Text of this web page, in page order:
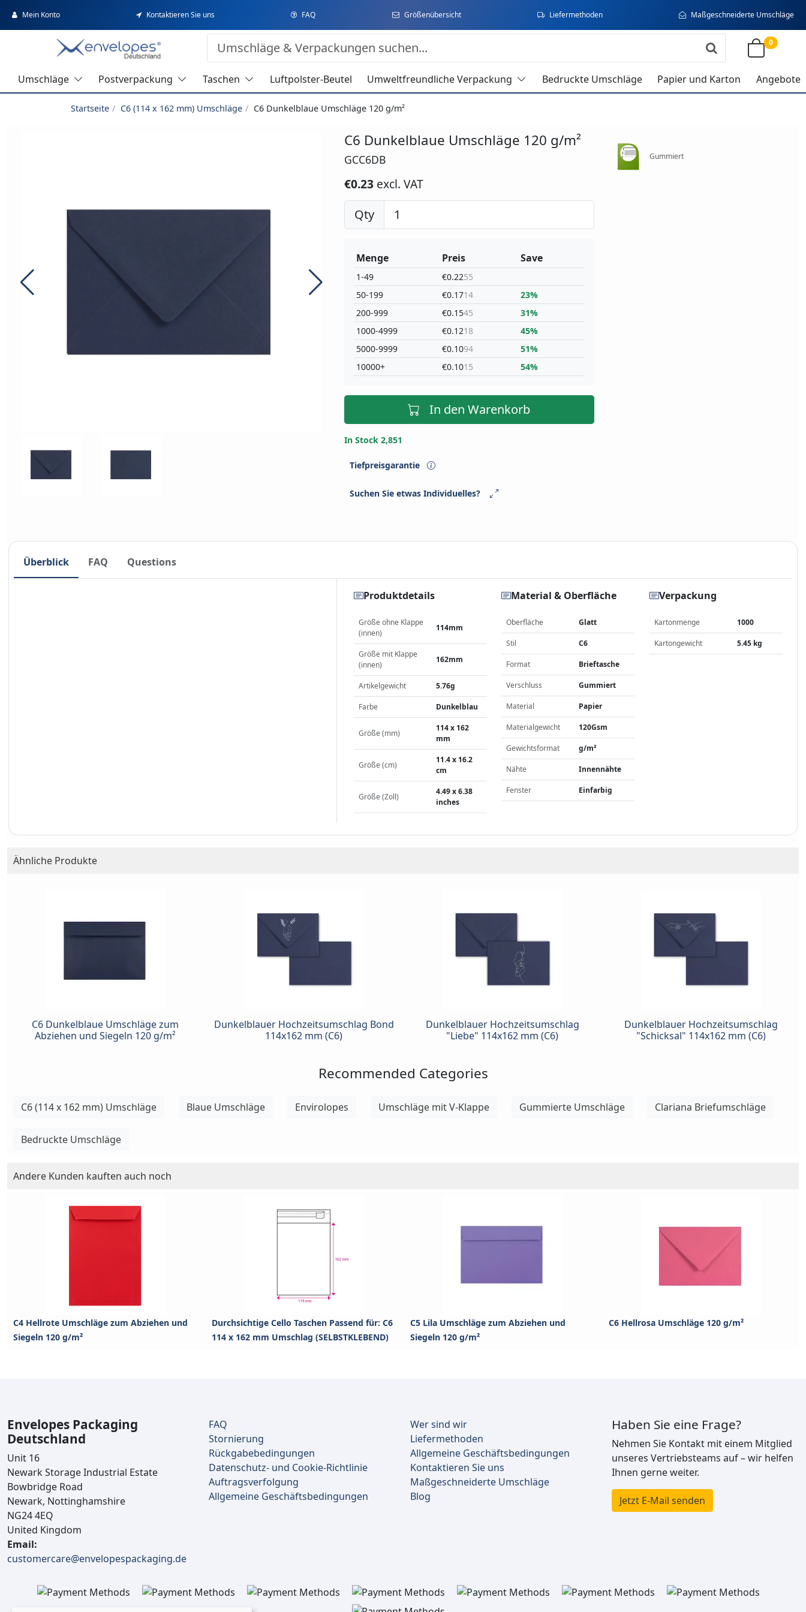
Mein Konto Kontaktieren Sie uns FAQ Größenübersicht Liefermethoden Maßgeschneiderte Umschläge
0
Umschläge Postverpackung Taschen Luftpolster-Beutel Umweltfreundliche Verpackung Bedruckte Umschläge Papier und Karton Angebote
Startseite C6 (114 x 162 mm) Umschläge C6 Dunkelblaue Umschläge 120 g/m²
C6 Dunkelblaue Umschläge 120 g/m²
GCC6DB
€0.23 excl. VAT
Qty
Menge
1-49
50-199
200-999
1000-4999
5000-9999
10000+
Preis
€0.2255
€0.1714
€0.1545
€0.1218
€0.1094
€0.1015
Save
23%
31%
45%
51%
54%
In den Warenkorb
In Stock 2,851
Tiefpreisgarantie
Suchen Sie etwas Individuelles?
Gummiert
Überblick FAQ Questions
Produktdetails
Größe ohne Klappe
(innen)
114mm
Größe mit Klappe
(innen)
162mm
Artikelgewicht 5.76g
Farbe Dunkelblau
Größe (mm)
114 x 162
mm
Größe (cm)
11.4 x 16.2
cm
Größe (Zoll)
4.49 x 6.38
inches
Material & Oberfläche
Oberfläche Glatt
Stil C6
Format Brieftasche
Verschluss Gummiert
Material Papier
Materialgewicht 120Gsm
Gewichtsformat g/m²
Nähte Innennähte
Fenster Einfarbig
Verpackung
Kartonmenge 1000
Kartongewicht 5.45 kg
Ähnliche Produkte
C6 Dunkelblaue Umschläge zum
Abziehen und Siegeln 120 g/m²
Dunkelblauer Hochzeitsumschlag Bond
114x162 mm (C6)
Dunkelblauer Hochzeitsumschlag
"Liebe" 114x162 mm (C6)
Dunkelblauer Hochzeitsumschlag
"Schicksal" 114x162 mm (C6)
Recommended Categories
C6 (114 x 162 mm) Umschläge Blaue Umschläge Envirolopes Umschläge mit V-Klappe Gummierte Umschläge Clariana Briefumschläge
Bedruckte Umschläge
Andere Kunden kauften auch noch
C4 Hellrote Umschläge zum Abziehen und
Siegeln 120 g/m²
Durchsichtige Cello Taschen Passend für: C6
114 x 162 mm Umschlag (SELBSTKLEBEND)
C5 Lila Umschläge zum Abziehen und
Siegeln 120 g/m²
C6 Hellrosa Umschläge 120 g/m²
Envelopes Packaging
Deutschland
Unit 16
Newark Storage Industrial Estate
Bowbridge Road
Newark, Nottinghamshire
NG24 4EQ
United Kingdom
Email:
customercare@envelopespackaging.de
FAQ
Stornierung
Rückgabebedingungen
Datenschutz- und Cookie-Richtlinie
Auftragsverfolgung
Allgemeine Geschäftsbedingungen
Wer sind wir
Liefermethoden
Allgemeine Geschäftsbedingungen
Kontaktieren Sie uns
Maßgeschneiderte Umschläge
Blog
Haben Sie eine Frage?
Nehmen Sie Kontakt mit einem Mitglied
unseres Vertriebsteams auf – wir helfen
Ihnen gerne weiter.
Jetzt E-Mail senden